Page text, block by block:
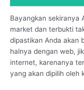
Bayangkan sekiranya
market dan terbukti
dipastikan Anda akan
halnya dengan web,
internet, karenanya
yang akan dipilih oleh